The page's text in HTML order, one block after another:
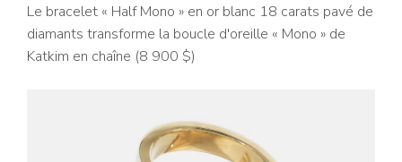
Le bracelet « Half Mono » en or blanc 18 carats pavé de
diamants transforme la boucle d'oreille « Mono » de
Katkim en chaîne (8 900 $)